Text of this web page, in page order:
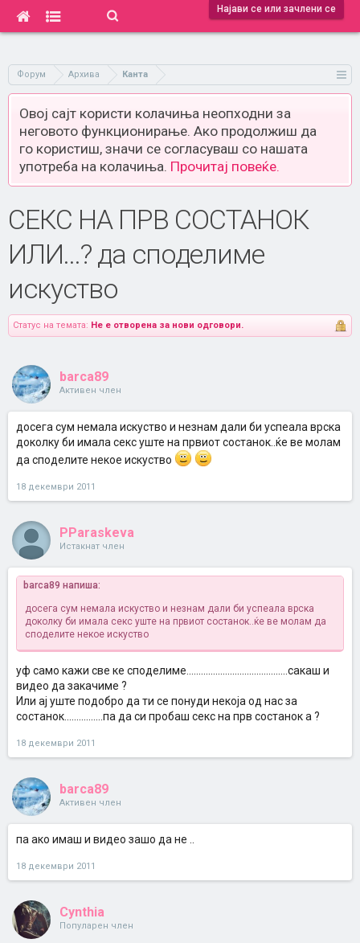
Најави се или зачлени се
Форум Архива Канта
Овој сајт користи колачиња неопходни за
неговото функционирање. Ако продолжиш да
го користиш, значи се согласуваш со нашата
употреба на колачиња. Прочитај повеќе.
СЕКС НА ПРВ СОСТАНОК
ИЛИ...? да споделиме
искуство
Статус на темата: Не е отворена за нови одговори.
barca89
Активен член
досега сум немала искуство и незнам дали би успеала врска
доколку би имала секс уште на првиот состанок..ќе ве молам
да споделите некое искуство
18 декември 2011
PParaskeva
Истакнат член
barca89 напиша:
досега сум немала искуство и незнам дали би успеала врска
доколку би имала секс уште на првиот состанок..ќе ве молам да
споделите некое искуство
уф само кажи све ке споделиме..........................................сакаш и
видео да закачиме ?
Или ај уште подобро да ти се понуди некоја од нас за
состанок................па да си пробаш секс на прв состанок а ?
18 декември 2011
barca89
Активен член
па ако имаш и видео зашо да не ..
18 декември 2011
Cynthia
Популарен член